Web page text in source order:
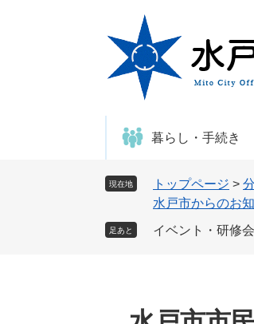
暮らし・手続き
現在地 トップページ >
水戸市からのお
足あと イベント・研修会